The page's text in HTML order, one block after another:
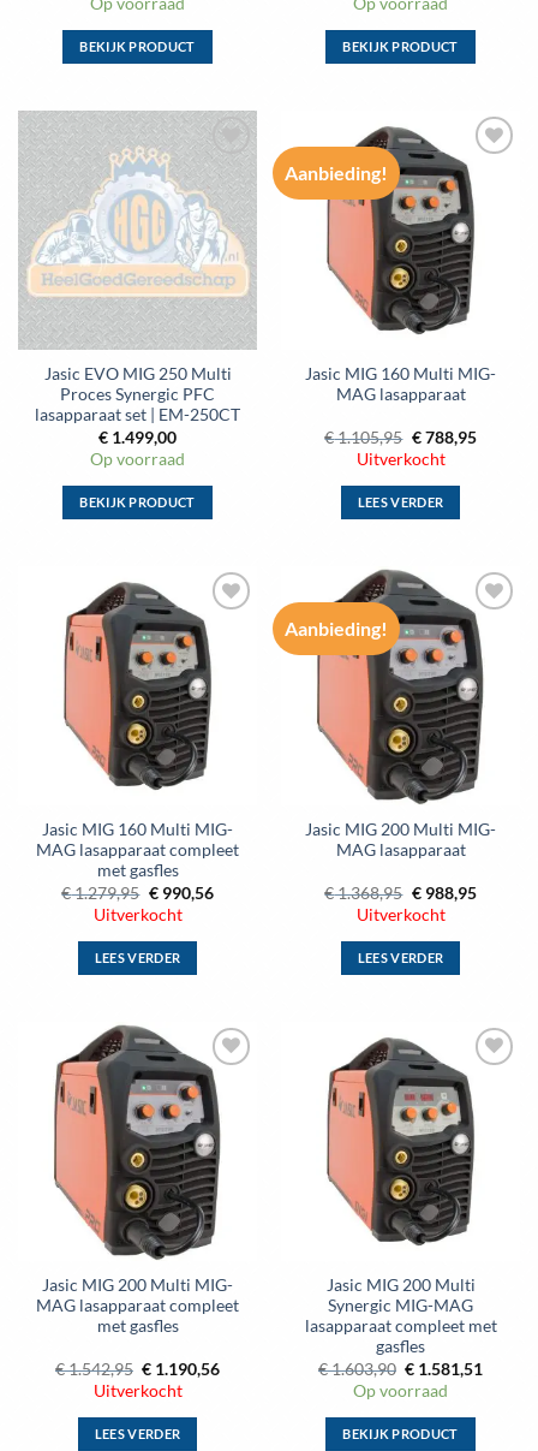
Op voorraad
BEKIJK PRODUCT
Op voorraad
BEKIJK PRODUCT
Toevoegen
aan
wenslijst
Jasic EVO MIG 250 Multi
Proces Synergic PFC
lasapparaat set | EM-250CT
€ 1.499,00
Op voorraad
BEKIJK PRODUCT
Aanbieding!
Toevoegen
aan
wenslijst
Jasic MIG 160 Multi MIG-
MAG lasapparaat
€1.105,95 Oorspronkelijke
prijs
was:
€ 1.105,95.
€788,95Huidige
Uitverkocht
LEES VERDER
Toevoegen
aan
wenslijst
Jasic MIG 160 Multi MIG-
MAG lasapparaat compleet
met gasfles
€1.279,95 Oorspronkelijke
prijs
was:
€ 1.279,95.
€990,56Huidige
Uitverkocht
LEES VERDER
Aanbieding!
Toevoegen
aan
wenslijst
Jasic MIG 200 Multi MIG-
MAG lasapparaat
€1.368,95 Oorspronkelijke
prijs
was:
€ 1.368,95.
€988,95Huidige
Uitverkocht
LEES VERDER
Toevoegen
aan
wenslijst
Jasic MIG 200 Multi MIG-
MAG lasapparaat compleet
met gasfles
€1.542,95 Oorspronkelijke
prijs
was:
€ 1.542,95.
€ 1.190,56Huidige
Uitverkocht
LEES VERDER
Toevoegen
aan
wenslijst
Jasic MIG 200 Multi
Synergic MIG-MAG
lasapparaat compleet met
gasfles
€1.603,90 Oorspronkelijke
was:
€ 1.603,90.
€ 1.581,51
Op voorraad
BEKIJK PRODUCT